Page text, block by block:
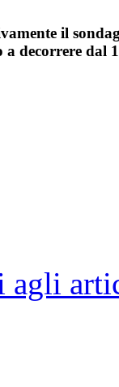
il
decorrere dal
agli